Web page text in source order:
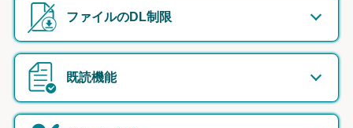
ファイルのDL制限
既読機能